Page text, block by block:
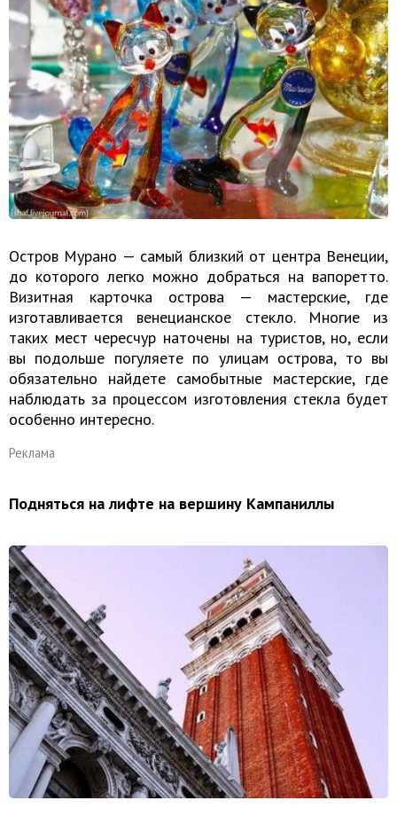
Остров Мурано — самый близкий от центра Венеции,
до которого легко можно добраться на вапоретто.
Визитная карточка острова — мастерские, где
изготавливается венецианское стекло. Многие из
таких мест чересчур наточены на туристов, но, если
вы подольше погуляете по улицам острова, то вы
обязательно найдете самобытные мастерские, где
наблюдать за процессом изготовления стекла будет
особенно интересно.
Реклама
Подняться на лифте на вершину Кампаниллы